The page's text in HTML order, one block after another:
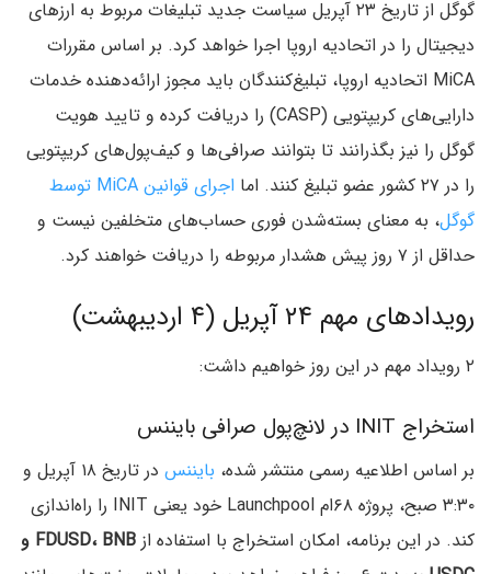
گوگل از تاریخ ۲۳ آپریل سیاست جدید تبلیغات مربوط به ارزهای
دیجیتال را در اتحادیه اروپا اجرا خواهد کرد. بر اساس مقررات
MiCA اتحادیه اروپا، تبلیغ‌کنندگان باید مجوز ارائه‌دهنده خدمات
دارایی‌های کریپتویی (CASP) را دریافت کرده و تایید هویت
گوگل را نیز بگذرانند تا بتوانند صرافی‌ها و کیف‌پول‌های کریپتویی
را در ۲۷ کشور عضو تبلیغ کنند. اما
اجرای قوانین MiCA توسط
گوگل، به معنای بسته‌شدن فوری حساب‌های متخلفین نیست و
حداقل از ۷ روز پیش هشدار مربوطه را دریافت خواهند کرد.
رویدادهای مهم ۲۴ آپریل (۴ اردیبهشت)
۲ رویداد مهم در این روز خواهیم داشت:
استخراج INIT در لانچ‌پول صرافی بایننس
بر اساس اطلاعیه رسمی منتشر شده، بایننس
در تاریخ ۱۸ آپریل و
۳:۳۰ صبح، پروژه ۶۸ام Launchpool خود یعنی INIT را راه‌اندازی
کند. در این برنامه، امکان استخراج با استفاده از
FDUSD، BNB و